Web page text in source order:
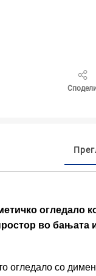
огледало
во бањата
огледало со